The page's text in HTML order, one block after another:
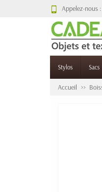
Appelez-nous :
Stylos Sacs
Accueil